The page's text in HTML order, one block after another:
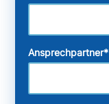
Ansprechpartner*